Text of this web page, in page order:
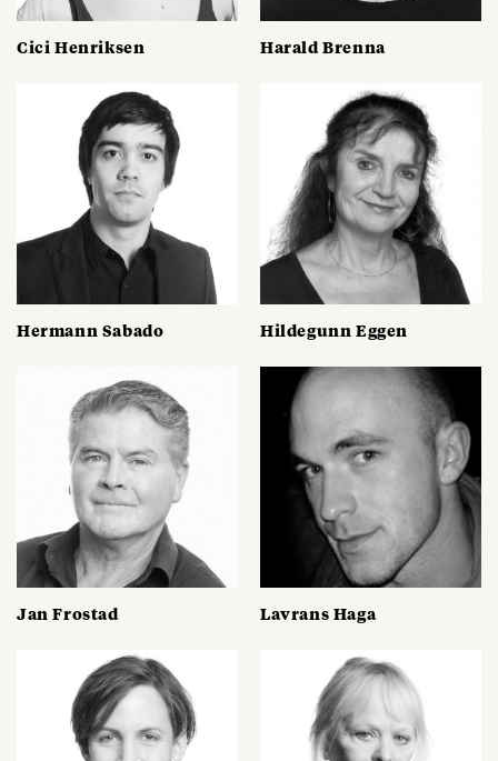
Cici Henriksen Harald Brenna
Hermann Sabado Hildegunn Eggen
Jan Frostad Lavrans Haga